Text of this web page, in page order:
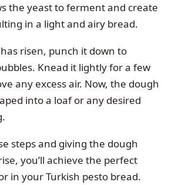
the yeast to ferment and create
in a light and airy bread.
risen, punch it down to
Knead it lightly for a few
any excess air. Now, the dough
into a loaf or any desired
steps and giving the dough
you’ll achieve the perfect
in your Turkish pesto bread.